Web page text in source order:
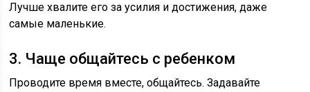
Лучше хвалите его за усилия и достижения, даже
самые маленькие.
3. Чаще общайтесь с ребенком
Проводите время вместе, общайтесь. Задавайте